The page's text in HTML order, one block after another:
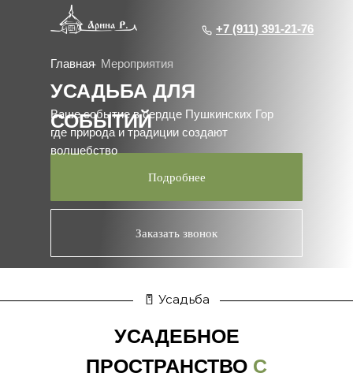
+7 (911) 391-21-76
+7 (911) 391-21-76
УСАДЬБА ДЛЯ
СОБЫТИЙ
Подробнее
Заказать звонок
Ваше событие в сердце Пушкинских Гор
где природа и традиции создают
волшебство
Главная Мероприятия
УСАДЕБНОЕ
ПРОСТРАНСТВО С
Усадьба